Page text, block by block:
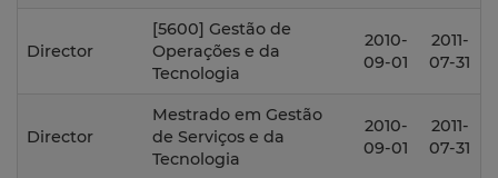
Director
[5600] Gestão de
Operações e da
Tecnologia
2010-
09-01
2011-
07-31
Director
Mestrado em Gestão
de Serviços e da
Tecnologia
2010-
09-01
2011-
07-31